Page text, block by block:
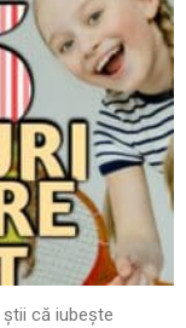
că iubește